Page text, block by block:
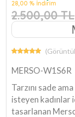
28,00 % İndirim
2.500,00 TL
MERSO-W1S6R
Tarzını sade
isteyen kadınlar
tasarlanan